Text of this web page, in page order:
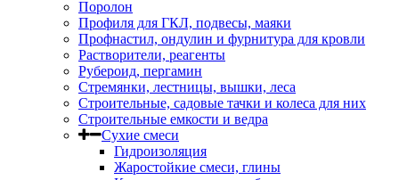
Поролон
Профиля для ГКЛ, подвесы, маяки
Профнастил, ондулин и фурнитура для кровли
Растворители, реагенты
Рубероид, пергамин
Стремянки, лестницы, вышки, леса
Строительные, садовые тачки и колеса для них
Строительные емкости и ведра
Сухие смеси
Гидроизоляция
Жаростойкие смеси, глины